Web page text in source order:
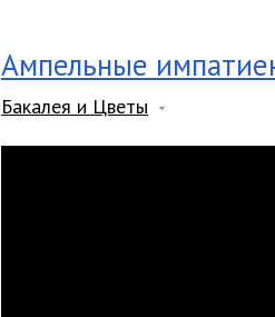
Ампельные
Бакалея и Цветы